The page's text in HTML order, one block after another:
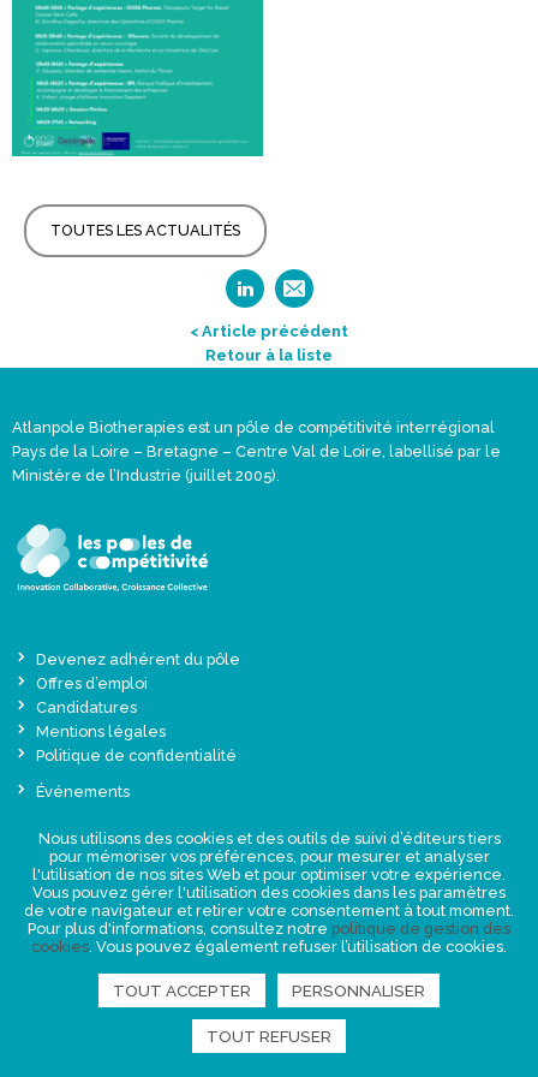
TOUTES LES ACTUALITÉS
< Article précédent
Retour à la liste
Atlanpole Biotherapies est un pôle de compétitivité interrégional
Pays de la Loire – Bretagne – Centre Val de Loire, labellisé par le
Ministère de l’Industrie (juillet 2005).
Devenez adhérent du pôle
Offres d’emploi
Candidatures
Mentions légales
Politique de confidentialité
Événements
Une offre globale sur-mesure
Presse
NEWSLETTER
RETROUVEZ-NOUS
Nous utilisons des cookies et des outils de suivi d’éditeurs tiers
pour mémoriser vos préférences, pour mesurer et analyser
l'utilisation de nos sites Web et pour optimiser votre expérience.
Vous pouvez gérer l'utilisation des cookies dans les paramètres
de votre navigateur et retirer votre consentement à tout moment.
Pour plus d'informations, consultez notre politique de gestion des
cookies. Vous pouvez également refuser l’utilisation de cookies.
TOUT ACCEPTER PERSONNALISER
TOUT REFUSER